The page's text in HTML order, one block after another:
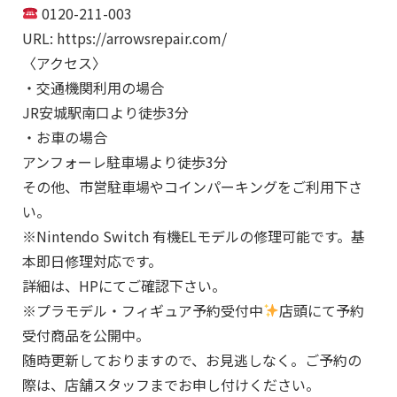
0120-211-003
URL: https://arrowsrepair.com/
〈アクセス〉
・交通機関利用の場合
JR安城駅南口より徒歩3分
・お車の場合
アンフォーレ駐車場より徒歩3分
その他、市営駐車場やコインパーキングをご利用下さ
い。
※Nintendo Switch 有機ELモデルの修理可能です。基
本即日修理対応です。
詳細は、HPにてご確認下さい。
※プラモデル・フィギュア予約受付中
店頭にて予約
受付商品を公開中。
随時更新しておりますので、お見逃しなく。ご予約の
際は、店舗スタッフまでお申し付けください。